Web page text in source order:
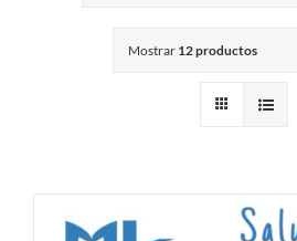
Mostrar 12 productos